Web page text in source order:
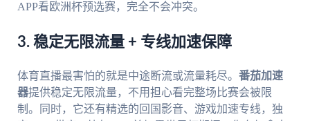
APP看欧洲杯预选赛，完全不会冲突。
3. 稳定无限流量 + 专线加速保障
体育直播最害怕的就是中途断流或流量耗尽。 番茄加速
器提供稳定无限流量，不用担心看完整场比赛会被限
制。同时，它还有精选的回国影音、游戏加速专线，独